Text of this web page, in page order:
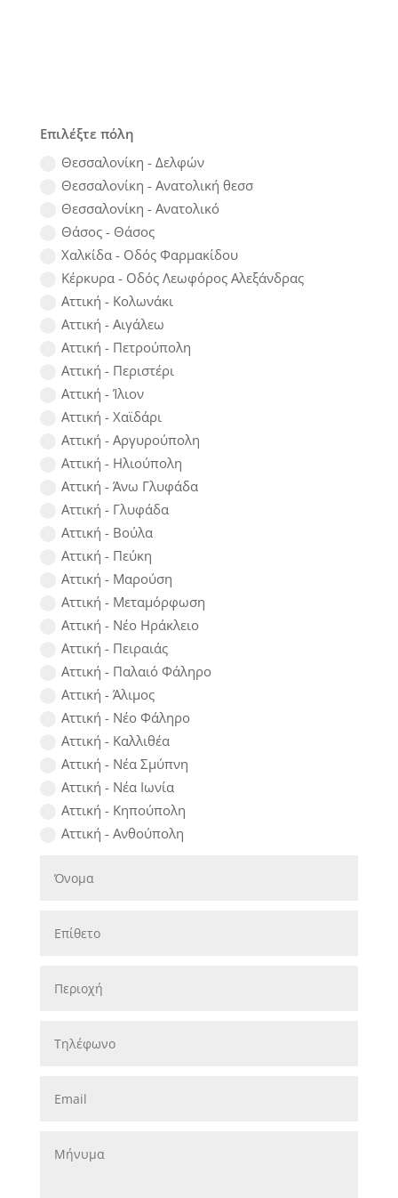
Επιλέξτε πόλη
Θεσσαλονίκη - Δελφών
Θεσσαλονίκη - Ανατολική θεσσ
Θεσσαλονίκη - Ανατολικό
Θάσος - Θάσος
Χαλκίδα - Οδός Φαρμακίδου
Κέρκυρα - Οδός Λεωφόρος Αλεξάνδρας
Αττική - Κολωνάκι
Αττική - Αιγάλεω
Αττική - Πετρούπολη
Αττική - Περιστέρι
Αττική - Ίλιον
Αττική - Χαϊδάρι
Αττική - Αργυρούπολη
Αττική - Ηλιούπολη
Αττική - Άνω Γλυφάδα
Αττική - Γλυφάδα
Αττική - Βούλα
Αττική - Πεύκη
Αττική - Μαρούση
Αττική - Μεταμόρφωση
Αττική - Νέο Ηράκλειο
Αττική - Πειραιάς
Αττική - Παλαιό Φάληρο
Αττική - Άλιμος
Αττική - Νέο Φάληρο
Αττική - Καλλιθέα
Αττική - Νέα Σμύπνη
Αττική - Νέα Ιωνία
Αττική - Κηπούπολη
Αττική - Ανθούπολη